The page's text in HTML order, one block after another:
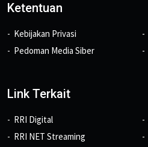
Ketentuan
Kebijakan Privasi
Pedoman Media Siber
Link Terkait
RRI Digital
RRI NET Streaming